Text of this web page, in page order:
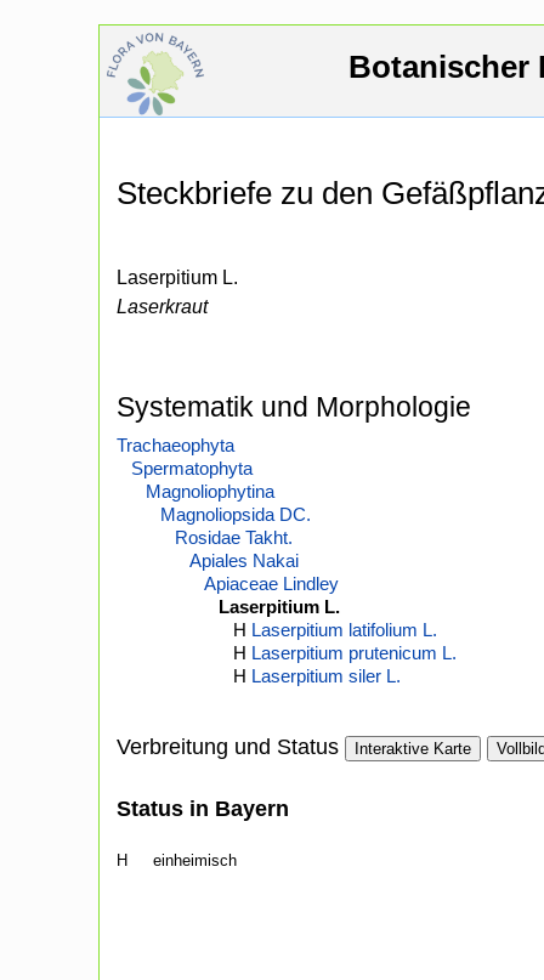
Botanischer
Steckbriefe zu den
Laserpitium L.
Laserkraut
Systematik und Morphologie
Trachaeophyta
Spermatophyta
Magnoliophytina
Magnoliopsida DC.
Rosidae Takht.
Apiales Nakai
Apiaceae Lindley
Laserpitium L.
H Laserpitium latifolium L.
H Laserpitium prutenicum L.
H Laserpitium siler L.
Verbreitung und Status Interaktive Karte
Status in Bayern
H einheimisch